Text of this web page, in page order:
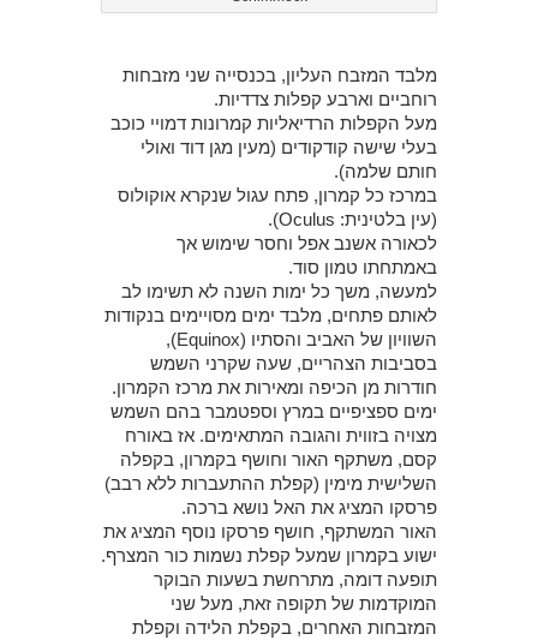
מלבד המזבח העליון, בכנסייה שני מזבחות
רוחביים וארבע קפלות צדדיות.
מעל הקפלות הרדיאליות קמרונות דמויי כוכב
בעלי שישה קודקודים (מעין מגן דוד ואולי
חותם שלמה).
במרכז כל קמרון, פתח עגול שנקרא אוקולוס
(עין בלטינית: Oculus).
לכאורה אשנב אפל וחסר שימוש אך
באמתחתו טמון סוד.
למעשה, משך כל ימות השנה לא תשימו לב
לאותם פתחים, מלבד ימים מסויימים בנקודות
השוויון של האביב והסתיו (Equinox),
בסביבות הצהריים, שעה שקרני השמש
חודרות מן הכיפה ומאירות את מרכז הקמרון.
ימים ספציפיים במרץ וספטמבר בהם השמש
מצויה בזווית והגובה המתאימים. אז באורח
קסם, משתקף האור וחושף בקמרון, בקפלה
השלישית מימין (קפלת ההתעברות ללא רבב)
פרסקו המציג את האל נושא ברכה.
האור המשתקף, חושף פרסקו נוסף המציג את
ישוע בקמרון שמעל קפלת נשמות כור המצרף.
תופעה דומה, מתרחשת בשעות הבוקר
המוקדמות של תקופה זאת, מעל שני
המזבחות האחרים, בקפלת הלידה וקפלת